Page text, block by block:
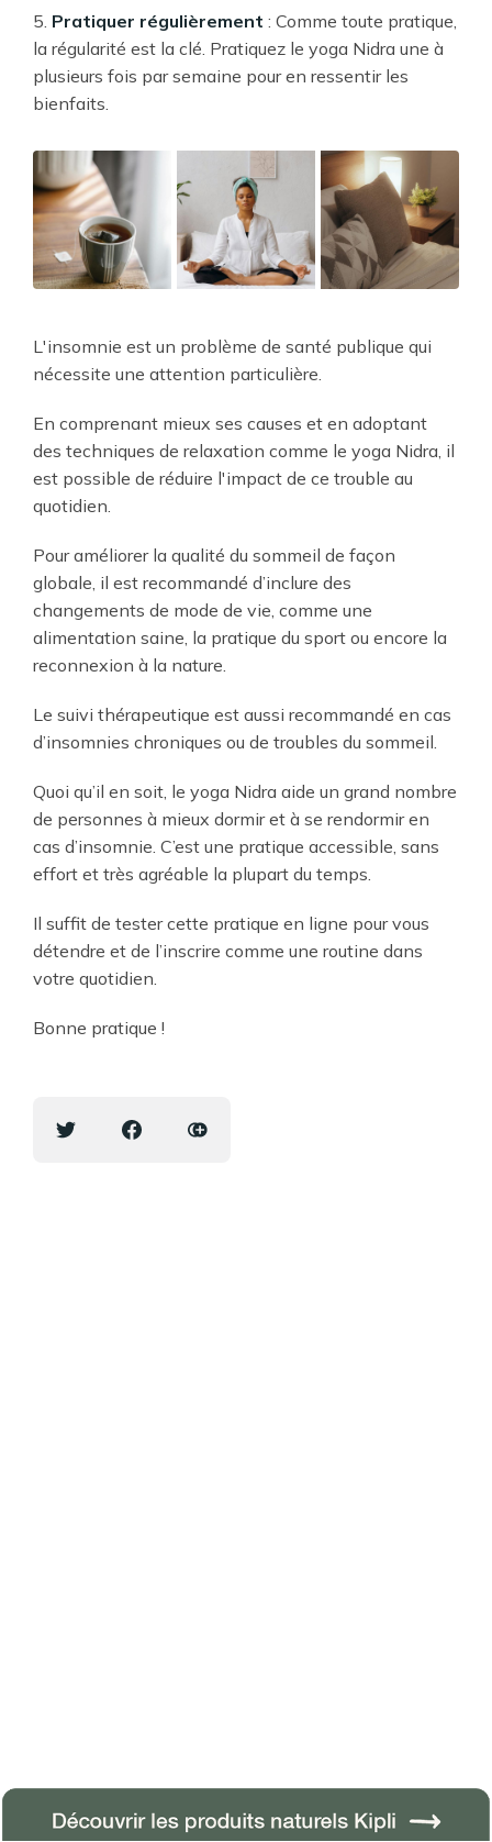
5. Pratiquer régulièrement : Comme toute pratique,
la régularité est la clé. Pratiquez le yoga Nidra une à
plusieurs fois par semaine pour en ressentir les
bienfaits.
L'insomnie est un problème de santé publique qui
nécessite une attention particulière.
En comprenant mieux ses causes et en adoptant
des techniques de relaxation comme le yoga Nidra, il
est possible de réduire l'impact de ce trouble au
quotidien.
Pour améliorer la qualité du sommeil de façon
globale, il est recommandé d’inclure des
changements de mode de vie, comme une
alimentation saine, la pratique du sport ou encore la
reconnexion à la nature.
Le suivi thérapeutique est aussi recommandé en cas
d’insomnies chroniques ou de troubles du sommeil.
Quoi qu’il en soit, le yoga Nidra aide un grand nombre
de personnes à mieux dormir et à se rendormir en
cas d’insomnie. C’est une pratique accessible, sans
effort et très agréable la plupart du temps.
Il suffit de tester cette pratique en ligne pour vous
détendre et de l’inscrire comme une routine dans
votre quotidien.
Bonne pratique !